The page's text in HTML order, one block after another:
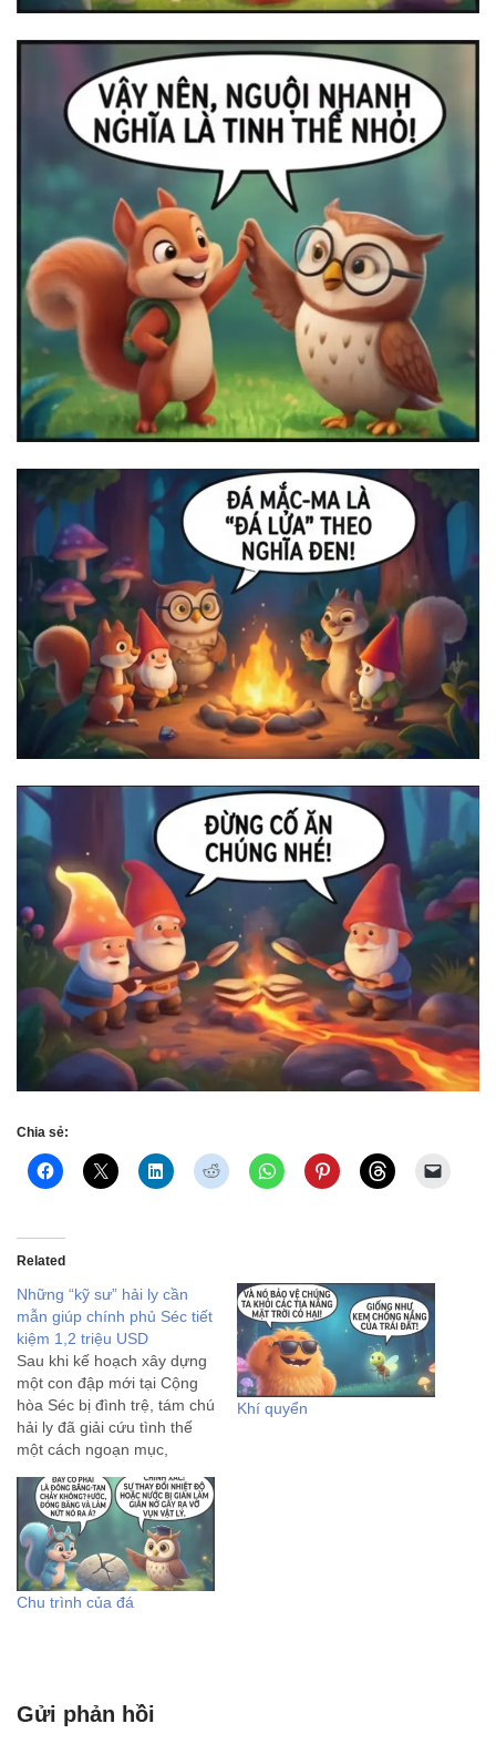
Chia sẻ:
Related
Những “kỹ sư” hải ly cần
mẫn giúp chính phủ Séc tiết
kiệm 1,2 triệu USD
Sau khi kế hoạch xây dựng
một con đập mới tại Cộng
hòa Séc bị đình trệ, tám chú
hải ly đã giải cứu tình thế
một cách ngoạn mục,
đêm. Các quan chức của
Cộng hòa Séc từng lâm vào
ngõ cụt. Mặc dù…
Khí quyển
Chu trình của đá
Gửi phản hồi